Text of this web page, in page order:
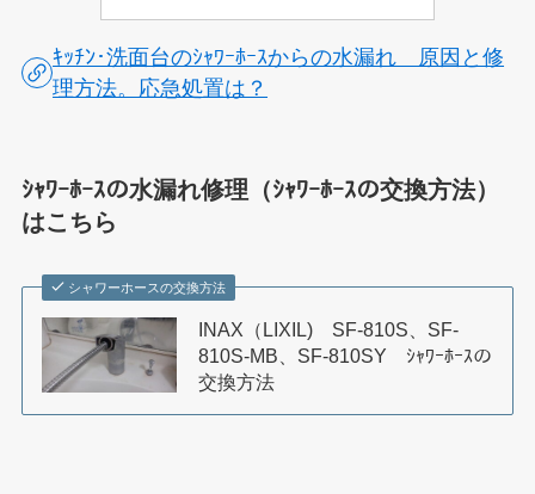
ｷｯﾁﾝ･洗面台のｼｬﾜｰﾎｰｽからの水漏れ 原因と修
理方法。応急処置は？
ｼｬﾜｰﾎｰｽの水漏れ修理（ｼｬﾜｰﾎｰｽの交換方法）
はこちら
シャワーホースの交換方法
INAX（LIXIL) SF-810S、SF-
810S-MB、SF-810SY ｼｬﾜｰﾎｰｽの
交換方法